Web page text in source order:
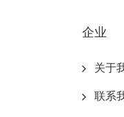
企业
关于
联系